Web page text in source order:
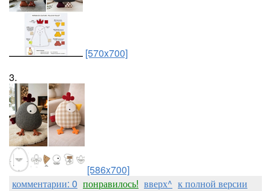
[570x700]
3.
[586x700]
комментарии: 0 понравилось! вверх^ к полной версии